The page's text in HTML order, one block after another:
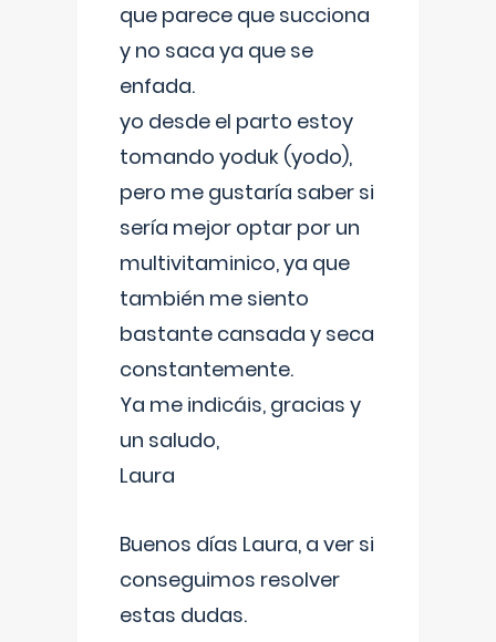
que parece que succiona
y no saca ya que se
enfada.
yo desde el parto estoy
tomando yoduk (yodo),
pero me gustaría saber si
sería mejor optar por un
multivitaminico, ya que
también me siento
bastante cansada y seca
constantemente.
Ya me indicáis, gracias y
un saludo,
Laura
Buenos días Laura, a ver si
conseguimos resolver
estas dudas.